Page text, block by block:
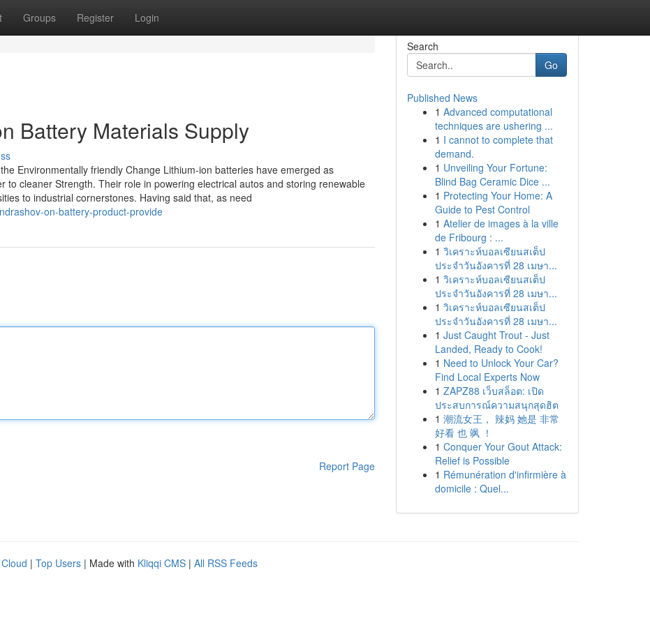
Groups Register Login
Battery Materials Supply
Environmentally friendly Change Lithium-ion batteries have emerged as
to cleaner Strength. Their role in powering electrical autos and storing renewable
to industrial cornerstones. Having said that, as need
on-battery-product-provide
Report Page
Search
Go
Published News
1 Advanced computational
techniques are ushering ...
1 I cannot to complete that
demand.
1 Unveiling Your Fortune:
Blind Bag Ceramic Dice ...
1 Protecting Your Home: A
Guide to Pest Control
1 Atelier de images à la ville
de Fribourg : ...
1 วิเคราะห์บอลเซียนสเต็ป
ประจำวันอังคารที่ 28 เมษา...
1 วิเคราะห์บอลเซียนสเต็ป
ประจำวันอังคารที่ 28 เมษา...
1 วิเคราะห์บอลเซียนสเต็ป
ประจำวันอังคารที่ 28 เมษา...
1 Just Caught Trout - Just
Landed, Ready to Cook!
1 Need to Unlock Your Car?
Find Local Experts Now
1 ZAPZ88 เว็บสล็อต: เปิด
ประสบการณ์ความสนุกสุดฮิต
1 潮流女王， 辣妈 她是 非常
好看 也 飒 ！
1 Conquer Your Gout Attack:
Relief is Possible
1 Rémunération d'infirmière à
domicile : Quel...
| Top Users | Made with Kliqqi CMS | All RSS Feeds